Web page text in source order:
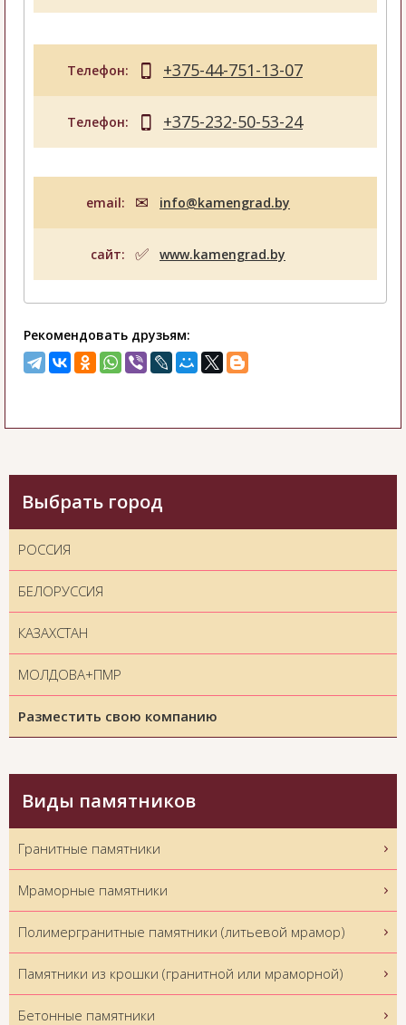
Телефон: +375-44-751-13-07
Телефон: +375-232-50-53-24
email: info@kamengrad.by
сайт: www.kamengrad.by
Рекомендовать друзьям:
Выбрать город
РОССИЯ
БЕЛОРУССИЯ
КАЗАХСТАН
МОЛДОВА+ПМР
Разместить свою компанию
Виды памятников
Гранитные памятники
Мраморные памятники
Полимергранитные памятники (литьевой мрамор)
Памятники из крошки (гранитной или мраморной)
Бетонные памятники